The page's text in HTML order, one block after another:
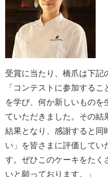
受賞に当たり、橋爪は下記
「コンテストに参加する
を学び、何か新しいもの
ていただきました。その結
結果となり、感謝すると同
い」を皆さまに評価してい
す。ぜひこのケーキをたく
いと願っております。」